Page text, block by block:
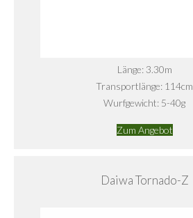
Länge: 3.30m
Transportlänge: 114cm
Wurfgewicht: 5-40g
Zum Angebot
Daiwa Tornado-Z